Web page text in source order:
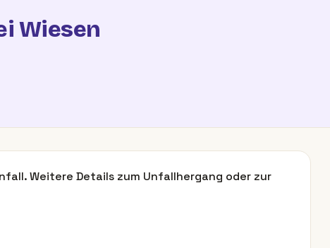
Wiesen
Weitere Details zum Unfallhergang oder zur